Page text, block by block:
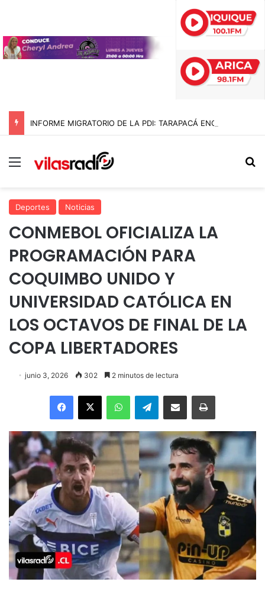
Menú
Deportes Noticias
CONMEBOL OFICIALIZA LA
PROGRAMACIÓN PARA
COQUIMBO UNIDO Y
UNIVERSIDAD CATÓLICA EN
LOS OCTAVOS DE FINAL DE LA
COPA LIBERTADORES
junio 3, 2026 302 2 minutos de lectura
Facebook
X WhatsAppTelegramEnviar vía email Imprimir